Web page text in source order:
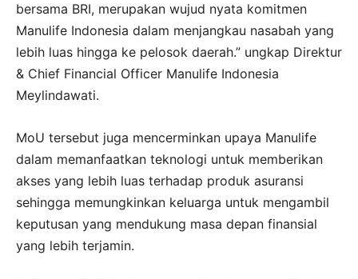
bersama BRI, merupakan wujud nyata komitmen
Manulife Indonesia dalam menjangkau nasabah yang
lebih luas hingga ke pelosok daerah.” ungkap Direktur
& Chief Financial Officer Manulife Indonesia
Meylindawati.
MoU tersebut juga mencerminkan upaya Manulife
dalam memanfaatkan teknologi untuk memberikan
akses yang lebih luas terhadap produk asuransi
sehingga memungkinkan keluarga untuk mengambil
keputusan yang mendukung masa depan finansial
yang lebih terjamin.